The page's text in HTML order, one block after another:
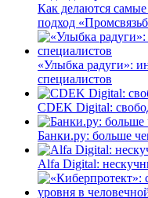
Как делаются
подход
«Улыбка радуги»:
специалистов
CDEK Digital:
Банки.ру: больше
Alfa Digital: